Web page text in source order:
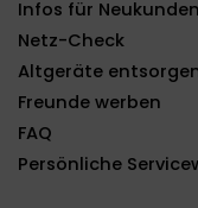
Infos für Neukunden
Netz-Check
Altgeräte
Freunde werben
FAQ
Persönliche